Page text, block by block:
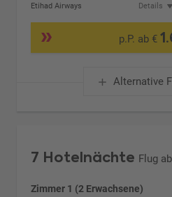
Etihad Airways
Details
p.P. ab €
Alternative
7 Hotelnächte Flug
Zimmer 1 (2 Erwachsene)